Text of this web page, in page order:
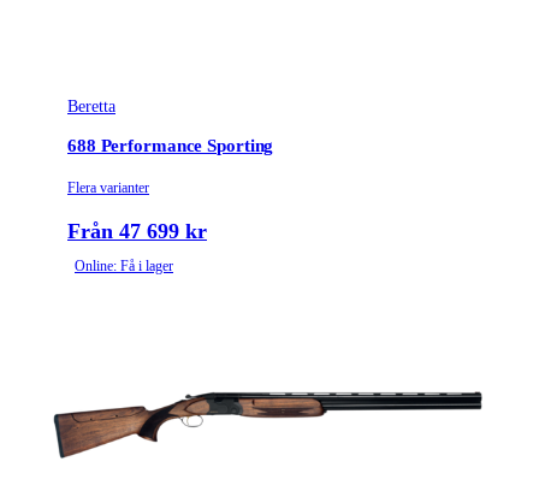
Beretta
688 Performance Sporting
Flera varianter
Från 47 699 kr
Online: Få i lager